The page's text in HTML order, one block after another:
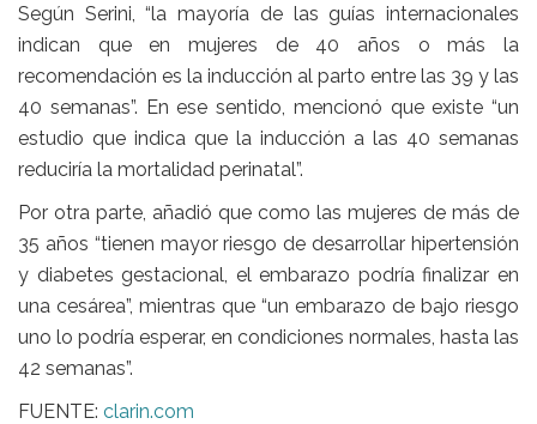
Según Serini, “la mayoría de las guías internacionales
indican que en mujeres de 40 años o más la
recomendación es la inducción al parto entre las 39 y las
40 semanas”. En ese sentido, mencionó que existe “un
estudio que indica que la inducción a las 40 semanas
reduciría la mortalidad perinatal”.
Por otra parte, añadió que como las mujeres de más de
35 años “tienen mayor riesgo de desarrollar hipertensión
y diabetes gestacional, el embarazo podría finalizar en
una cesárea”, mientras que “un embarazo de bajo riesgo
uno lo podría esperar, en condiciones normales, hasta las
42 semanas”.
FUENTE: clarin.com